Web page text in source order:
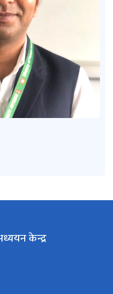
केन्द्र